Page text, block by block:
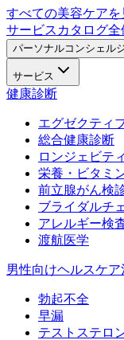
すべての美容ケアを
サービスカタログ
パーソナルコンシェル
サービス
健康診断
エグゼクティ
総合健康診断
ロンジェビテ
栄養・ビタミ
前立腺がん検
ブライダルチ
アレルギー検
渡航医学
男性向けヘルスケア
勃起不全
早漏
テストステロ